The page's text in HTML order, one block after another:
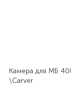
Камера для МБ
\Carver